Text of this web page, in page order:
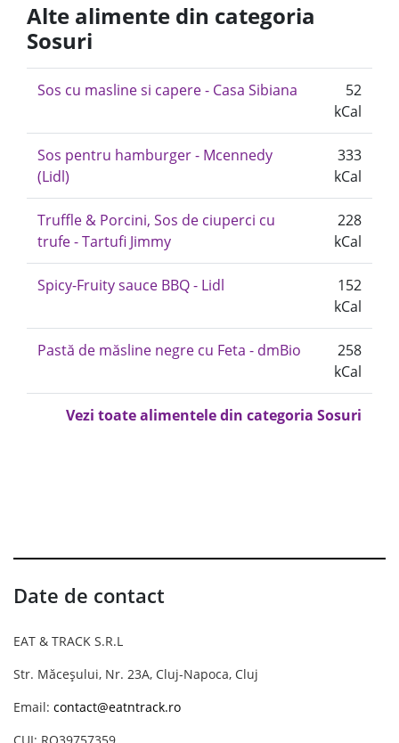
Alte alimente din categoria
Sosuri
Sos cu masline si capere - Casa Sibiana
52
kCal
Sos pentru hamburger - Mcennedy
(Lidl)
333
kCal
Truffle & Porcini, Sos de ciuperci cu
trufe - Tartufi Jimmy
228
kCal
Spicy-Fruity sauce BBQ - Lidl
152
kCal
Pastă de măsline negre cu Feta - dmBio
258
kCal
Vezi toate alimentele din categoria Sosuri
Date de contact
EAT & TRACK S.R.L
Str. Măceșului, Nr. 23A, Cluj-Napoca, Cluj
Email: contact@eatntrack.ro